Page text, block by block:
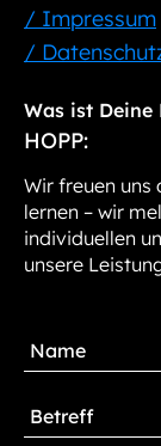
/ Impressum
/
Was ist Deine
HOPP:
Wir freuen uns
lernen – wir
individuellen
unsere